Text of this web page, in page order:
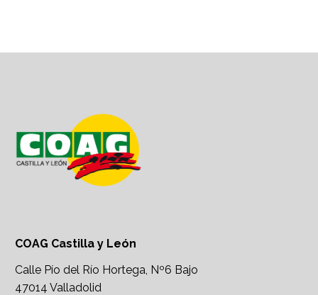
COAG Castilla y León
Calle Pío del Río Hortega, Nº6 Bajo
47014 Valladolid